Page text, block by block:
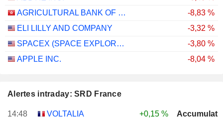
AGRICULTURAL BANK OF CHINA LIMITED
-8,83 %
ELI LILLY AND COMPANY
-3,32 %
SPACEX (SPACE EXPLORATION TECHNOLOGIES)
-3,80 %
APPLE INC.
-8,04 %
Alertes intraday: SRD France
14:48 VOLTALIA +0,15 %